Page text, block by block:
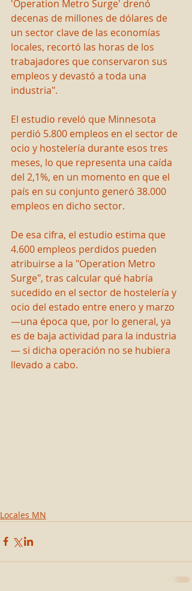
'Operation Metro Surge' drenó
decenas de millones de dólares de
un sector clave de las economías
locales, recortó las horas de los
trabajadores que conservaron sus
empleos y devastó a toda una
industria".
El estudio reveló que Minnesota
perdió 5.800 empleos en el sector de
ocio y hostelería durante esos tres
meses, lo que representa una caída
del 2,1%, en un momento en que el
país en su conjunto generó 38.000
empleos en dicho sector.
De esa cifra, el estudio estima que
4.600 empleos perdidos pueden
atribuirse a la "Operation Metro
Surge", tras calcular qué habría
sucedido en el sector de hostelería y
ocio del estado entre enero y marzo
—una época que, por lo general, ya
es de baja actividad para la industria
— si dicha operación no se hubiera
llevado a cabo.
Locales MN